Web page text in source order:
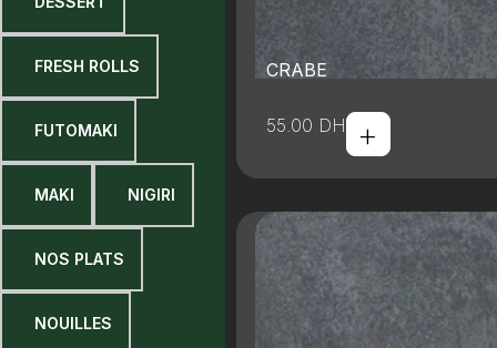
9 FRESH ROLLS
9 FUTOMAKI
9 MAKI 9 NIGIRI
9 NOS PLATS
9 NOUILLES
CRABE
55.00 DH +